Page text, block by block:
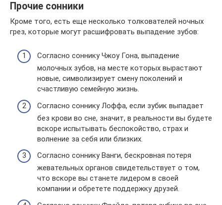
Прочие сонники
Кроме того, есть еще несколько толкователей ночных
грез, которые могут расшифровать выпадение зубов:
Согласно соннику Чжоу Гона, выпадение
молочных зубов, на месте которых вырастают
новые, символизирует смену поколений и
счастливую семейную жизнь.
Согласно соннику Лоффа, если зубик выпадает
без крови во сне, значит, в реальности вы будете
вскоре испытывать беспокойство, страх и
волнение за себя или близких.
Согласно соннику Ванги, бескровная потеря
жевательных органов свидетельствует о том,
что вскоре вы станете лидером в своей
компании и обретете поддержку друзей.